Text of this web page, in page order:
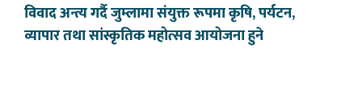
विवाद अन्त्य गर्दै जुम्लामा संयुक्त रूपमा कृषि, पर्यटन,
व्यापार तथा सांस्कृतिक महोत्सव आयोजना हुने